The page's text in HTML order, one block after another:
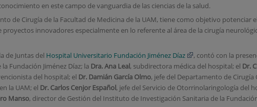
en este campo de vanguardia de las ciencias de la salud.
de Cirugía de la Facultad de Medicina de la UAM, tiene como objetivo potenciar
proyectos innovadores especialmente en lo referente al área de la cirugía
de Juntas del Hospital Universitario Fundación Jiménez Díaz , contó con la
Fundación Jiménez Díaz; la Dra. Ana Leal, subdirectora médica del hospital; el Dr.
del hospital; el Dr. Damián García Olmo, jefe del Departamento de
la UAM; el Dr. Carlos Cenjor Español, jefe del Servicio de Otorrinolaringología del
Manso, director de Gestión del Instituto de Investigación Sanitaria de la Fundación